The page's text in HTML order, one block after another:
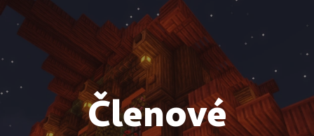
Členové